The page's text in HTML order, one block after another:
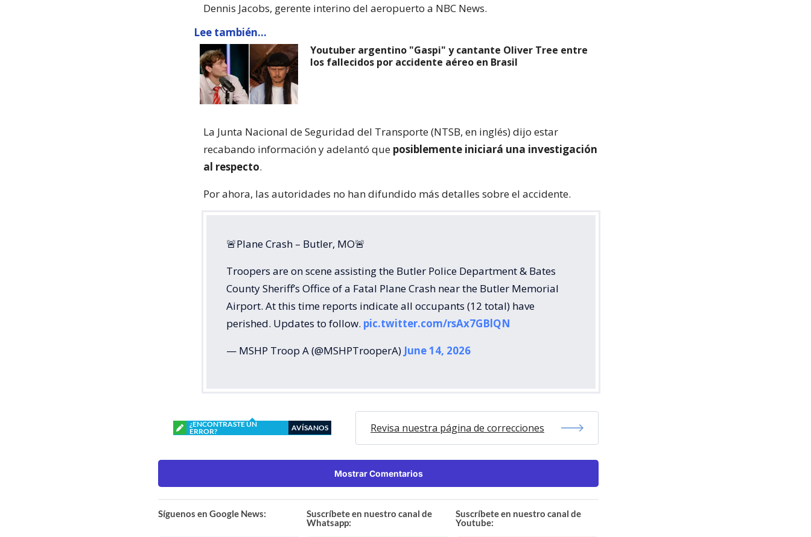
Dennis Jacobs, gerente interino del aeropuerto a NBC News.
Lee también...
Youtuber argentino "Gaspi" y cantante Oliver Tree entre
los fallecidos por accidente aéreo en Brasil
La Junta Nacional de Seguridad del Transporte (NTSB, en inglés) dijo estar
recabando información y adelantó que posiblemente iniciará una investigación
al respecto.
Por ahora, las autoridades no han difundido más detalles sobre el accidente.
🚨Plane Crash – Butler, MO🚨
Troopers are on scene assisting the Butler Police Department & Bates
County Sheriff’s Office of a Fatal Plane Crash near the Butler Memorial
Airport. At this time reports indicate all occupants (12 total) have
perished. Updates to follow. pic.twitter.com/rsAx7GBlQN
— MSHP Troop A (@MSHPTrooperA) June 14, 2026
¿ENCONTRASTE UN
ERROR?
AVÍSANOS Revisa nuestra página de correcciones
Mostrar Comentarios
Síguenos en Google News:
Suscríbete en nuestro canal de
Whatsapp:
Suscríbete en nuestro canal de
Youtube: